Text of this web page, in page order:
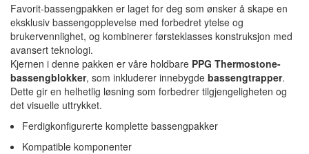
Favorit-bassengpakken er laget for deg som ønsker å skape en
eksklusiv bassengopplevelse med forbedret ytelse og
brukervennlighet, og kombinerer førsteklasses konstruksjon med
avansert teknologi.
Kjernen i denne pakken er våre holdbare PPG Thermostone-
bassengblokker, som inkluderer innebygde bassengtrapper.
Dette gir en helhetlig løsning som forbedrer tilgjengeligheten og
det visuelle uttrykket.
Ferdigkonfigurerte komplette bassengpakker
Kompatible komponenter